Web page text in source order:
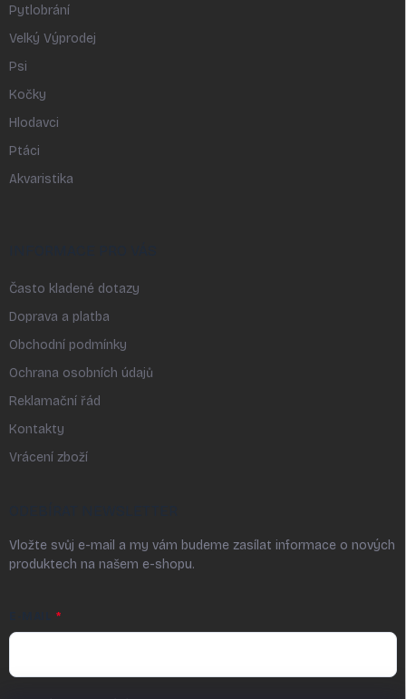
Pytlobrání
Velký Výprodej
Psi
Kočky
Hlodavci
Ptáci
Akvaristika
Často kladené dotazy
Doprava a platba
Obchodní podmínky
Ochrana osobních údajů
Reklamační řád
Kontakty
Vrácení zboží
Vložte svůj e-mail a my vám budeme zasílat informace o nových
produktech na našem e-shopu.